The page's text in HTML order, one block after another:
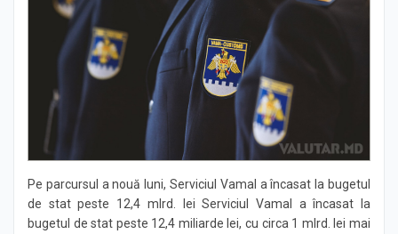
Transferuri de bani
Știri
Pe parcursul a nouă luni, Serviciul Vamal a încasat la bugetul
de stat peste 12,4 mlrd. lei Serviciul Vamal a încasat la
bugetul de stat peste 12,4 miliarde lei, cu circa 1 mlrd. lei mai